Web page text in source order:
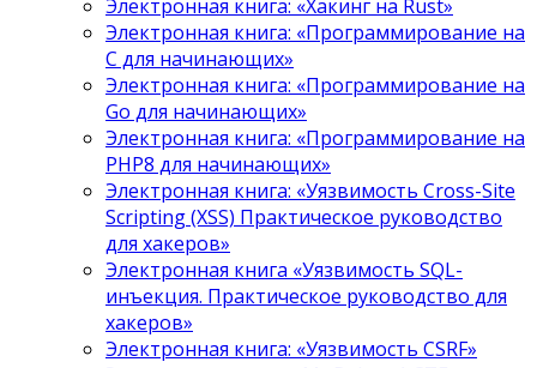
Электронная книга: «Хакинг на Rust»
Электронная книга: «Программирование на
C для начинающих»
Электронная книга: «Программирование на
Go для начинающих»
Электронная книга: «Программирование на
PHP8 для начинающих»
Электронная книга: «Уязвимость Cross-Site
Scripting (XSS) Практическое руководство
для хакеров»
Электронная книга «Уязвимость SQL-
инъекция. Практическое руководство для
хакеров»
Электронная книга: «Уязвимость CSRF»